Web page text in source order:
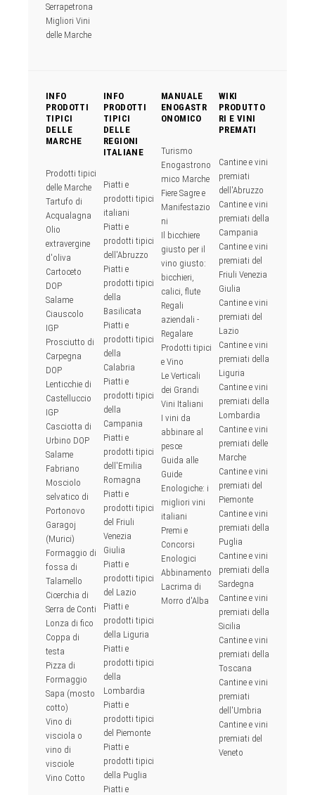
Serrapetrona
Migliori Vini
delle Marche
INFO
PRODOTTI
TIPICI
DELLE
MARCHE
Prodotti tipici
delle Marche
Tartufo di
Acqualagna
Olio
extravergine
d'oliva
Cartoceto
DOP
Salame
Ciauscolo
IGP
Prosciutto di
Carpegna
DOP
Lenticchie di
Castelluccio
IGP
Casciotta di
Urbino DOP
Salame
Fabriano
Mosciolo
selvatico di
Portonovo
Garagoj
(Murici)
Formaggio di
fossa di
Talamello
Cicerchia di
Serra de Conti
Lonza di fico
Coppa di
testa
Pizza di
Formaggio
Sapa (mosto
cotto)
Vino di
visciola o
vino di
visciole
Vino Cotto
INFO
PRODOTTI
TIPICI
DELLE
REGIONI
ITALIANE
Piatti e
prodotti tipici
italiani
Piatti e
prodotti tipici
dell'Abruzzo
Piatti e
prodotti tipici
della
Basilicata
Piatti e
prodotti tipici
della
Calabria
Piatti e
prodotti tipici
della
Campania
Piatti e
prodotti tipici
dell'Emilia
Romagna
Piatti e
prodotti tipici
del Friuli
Venezia
Giulia
Piatti e
prodotti tipici
del Lazio
Piatti e
prodotti tipici
della Liguria
Piatti e
prodotti tipici
della
Lombardia
Piatti e
prodotti tipici
del Piemonte
Piatti e
prodotti tipici
della Puglia
Piatti e
MANUALE
ENOGASTR
ONOMICO
Turismo
Enogastrono
mico Marche
Fiere Sagre e
Manifestazio
ni
Il bicchiere
giusto per il
vino giusto:
bicchieri,
calici, flute
Regali
aziendali -
Regalare
Prodotti tipici
e Vino
Le Verticali
dei Grandi
Vini Italiani
I vini da
abbinare al
pesce
Guida alle
Guide
Enologiche: i
migliori vini
italiani
Premi e
Concorsi
Enologici
Abbinamento
Lacrima di
Morro d'Alba
WIKI
PRODUTTO
RI E VINI
PREMATI
Cantine e vini
premiati
dell'Abruzzo
Cantine e vini
premiati della
Campania
Cantine e vini
premiati del
Friuli Venezia
Giulia
Cantine e vini
premiati del
Lazio
Cantine e vini
premiati della
Liguria
Cantine e vini
premiati della
Lombardia
Cantine e vini
premiati delle
Marche
Cantine e vini
premiati del
Piemonte
Cantine e vini
premiati della
Puglia
Cantine e vini
premiati della
Sardegna
Cantine e vini
premiati della
Sicilia
Cantine e vini
premiati della
Toscana
Cantine e vini
premiati
dell'Umbria
Cantine e vini
premiati del
Veneto